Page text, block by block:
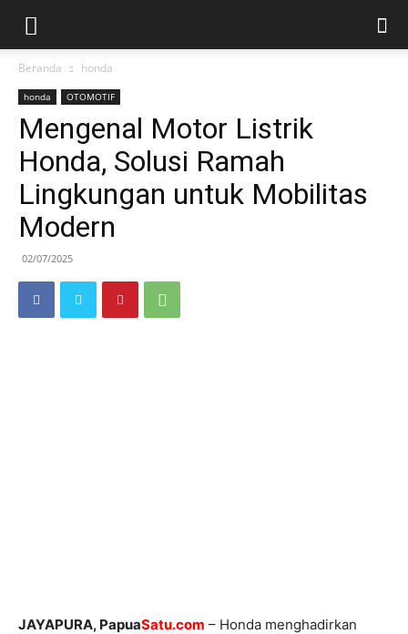
Beranda honda
honda OTOMOTIF
Mengenal Motor Listrik
Honda, Solusi Ramah
Lingkungan untuk Mobilitas
Modern
02/07/2025
JAYAPURA, PapuaSatu.com – Honda menghadirkan